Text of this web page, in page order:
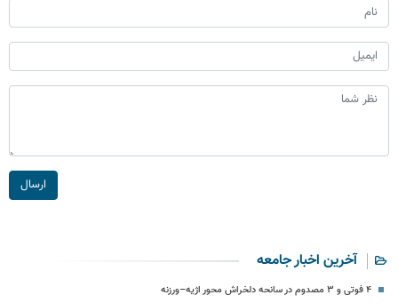
ارسال
آخرین اخبار جامعه
۴ فوتی و ۳ مصدوم در سانحه دلخراش محور اژیه–ورزنه